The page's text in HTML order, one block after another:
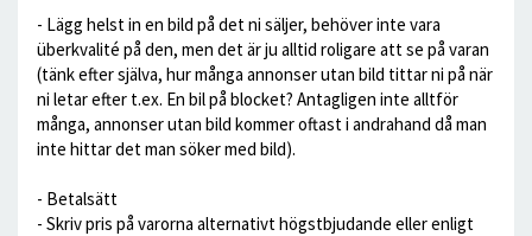
- Lägg helst in en bild på det ni säljer, behöver inte vara
überkvalité på den, men det är ju alltid roligare att se på varan
(tänk efter själva, hur många annonser utan bild tittar ni på när
ni letar efter t.ex. En bil på blocket? Antagligen inte alltför
många, annonser utan bild kommer oftast i andrahand då man
inte hittar det man söker med bild).
- Betalsätt
- Skriv pris på varorna alternativt högstbjudande eller enligt